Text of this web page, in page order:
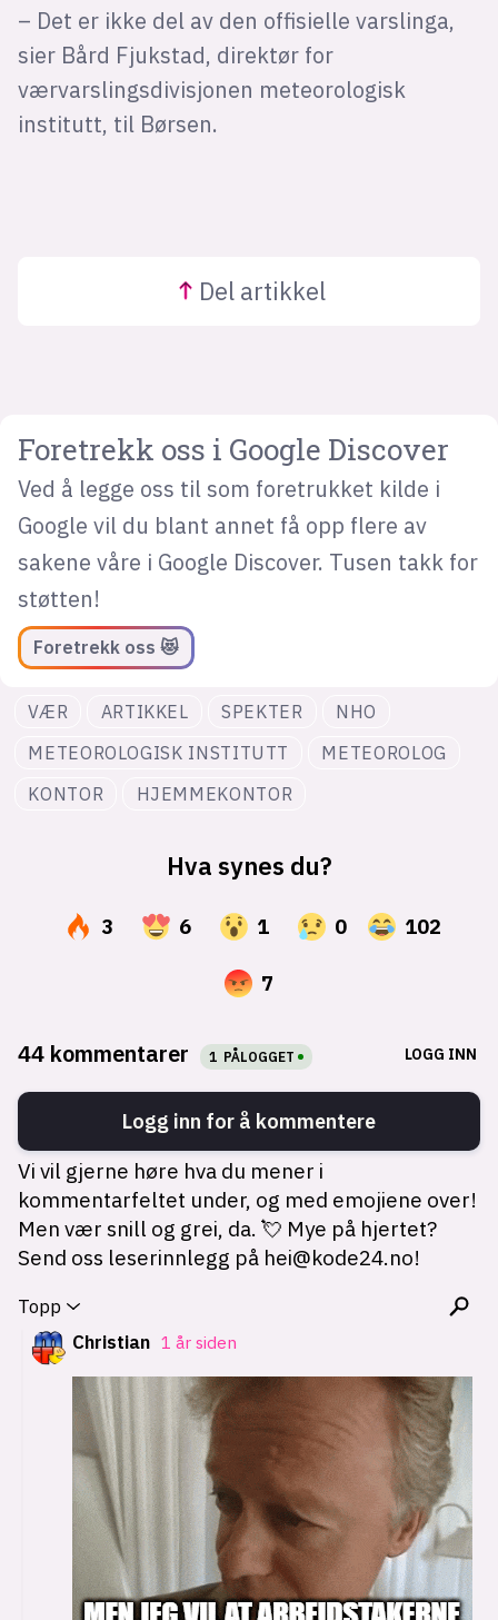
– Det er ikke del av den offisielle varslinga,
sier Bård Fjukstad, direktør for
værvarslingsdivisjonen meteorologisk
institutt, til Børsen.
Del artikkel
Foretrekk oss i Google Discover
Ved å legge oss til som foretrukket kilde i
Google vil du blant annet få opp flere av
sakene våre i Google Discover. Tusen takk for
støtten!
Foretrekk oss 😻
VÆR ARTIKKEL SPEKTER
NHO
METEOROLOGISK INSTITUTT
METEOROLOG
KONTOR
HJEMMEKONTOR